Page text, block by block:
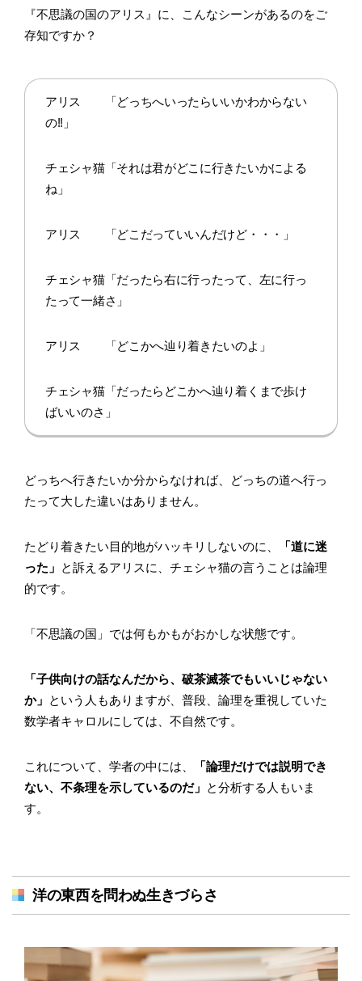
『不思議の国のアリス』に、こんなシーンがあるのをご
存知ですか？
アリス 「どっちへいったらいいかわからない
の!!」
チェシャ猫「それは君がどこに行きたいかによる
ね」
アリス 「どこだっていいんだけど・・・」
チェシャ猫「だったら右に行ったって、左に行っ
たって一緒さ」
アリス 「どこかへ辿り着きたいのよ」
チェシャ猫「だったらどこかへ辿り着くまで歩け
ばいいのさ」
どっちへ行きたいか分からなければ、どっちの道へ行っ
たって大した違いはありません。
たどり着きたい目的地がハッキリしないのに、
「道に迷
った」 と訴えるアリスに、チェシャ猫の言うことは論理
的です。
「不思議の国」では何もかもがおかしな状態です。
「子供向けの話なんだから、破茶滅茶でもいいじゃない
か」 という人もありますが、普段、論理を重視していた
数学者キャロルにしては、不自然です。
これについて、学者の中には、
「論理だけでは説明でき
ない、不条理を示しているのだ」 と分析する人もいま
す。
洋の東西を問わぬ生きづらさ